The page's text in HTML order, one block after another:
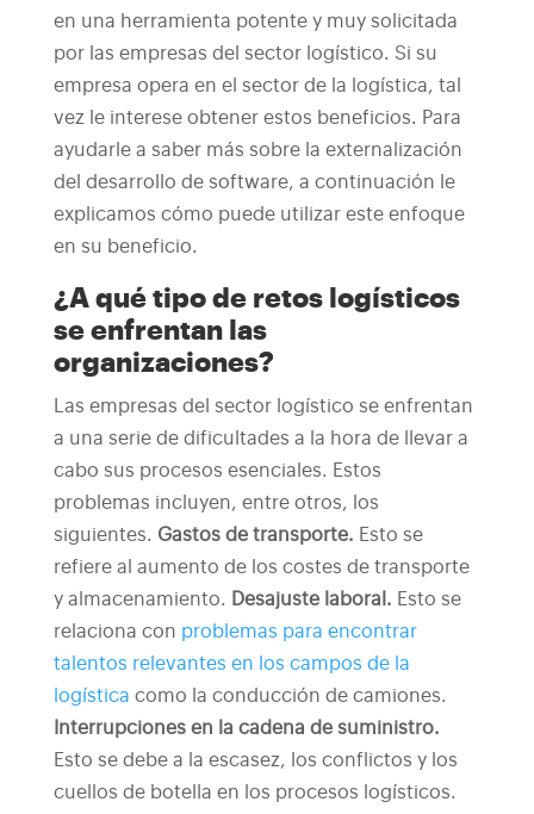
en una herramienta potente y muy solicitada
por las empresas del sector logístico. Si su
empresa opera en el sector de la logística, tal
vez le interese obtener estos beneficios. Para
ayudarle a saber más sobre la externalización
del desarrollo de software, a continuación le
explicamos cómo puede utilizar este enfoque
en su beneficio.
¿A qué tipo de retos logísticos
se enfrentan las
organizaciones?
Las empresas del sector logístico se enfrentan
a una serie de dificultades a la hora de llevar a
cabo sus procesos esenciales. Estos
problemas incluyen, entre otros, los
siguientes. Gastos de transporte. Esto se
refiere al aumento de los costes de transporte
y almacenamiento. Desajuste laboral. Esto se
relaciona con problemas para encontrar
talentos relevantes en los campos de la
logística como la conducción de camiones.
Interrupciones en la cadena de suministro.
Esto se debe a la escasez, los conflictos y los
cuellos de botella en los procesos logísticos.